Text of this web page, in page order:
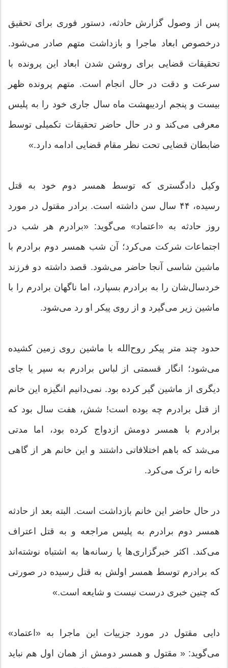
پس از وصول گزارش حادثه، دستور فوری برای تحقیق
درخصوص ابعاد ماجرا و بازداشت متهم صادر می‌شود.
تحقیقات قضایی برای روشن شدن ابعاد این پرونده با
سرعت و دقت در حال انجام است. متهم پرونده ظهر
بیست و پنجم اردیبهشت‌ ماه سال جاری خود را به پلیس
معرفی می‌کند و در حال حاضر تحقیقات تکمیلی توسط
ضابطان قضایی تحت نظر مقام قضایی ادامه دارد.»
وکیل دادگستری که توسط همسر دوم خود به قتل
رسیده، ۴۴ سال سن داشته است. برادر مقتول در مورد
روز حادثه به «اعتماد» می‌گوید: «برادرم هر شب در
اجتماعات شرکت می‌کرد؛ آن شب همسر دوم برادرم با
ماشین شاسی آنجا حاضر می‌شود. قصد داشته دو فرزند
خردسال‌شان را به برادرم بسپارد، اما ناگهان برادرم را با
ماشین زیر می‌گیرد و از روی پیکر او رد می‌شود.
حدود چند متر پیکر روح‌الله با ماشین روی زمین کشیده
می‌شود؛ انگار قسمتی از لباس برادرم به سپر یا جای
دیگری از ماشین گیر کرده بود. نمی‌دانیم انگیزه این خانم
از قتل برادرم چه بوده است! شش، هفت سال بود که
برادرم با همسر دومش ازدواج کرده بود، اما مدتی
می‌شد که باهم اختلافاتی داشتند و این خانم هر از گاهی
خانه را ترک می‌کرد.
در حال حاضر این خانم بازداشت است. البته بعد از حادثه
همسر دوم برادرم به پلیس مراجعه و به قتل اعتراف
می‌کند. اکثر خبرگزاری‌ها یا رسانه‌ها به اشتباه نوشته‌اند
که برادرم توسط همسر اولش به قتل رسیده در صورتی
که چنین خبری درست نیست و شایعه است.»
دایی مقتول در مورد جزییات این ماجرا به «اعتماد»
می‌گوید: « مقتول و همسر دومش از همان اول هم نباید